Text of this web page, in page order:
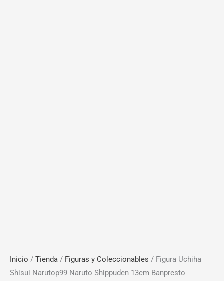
Inicio / Tienda / Figuras y Coleccionables / Figura Uchiha
Shisui Narutop99 Naruto Shippuden 13cm Banpresto